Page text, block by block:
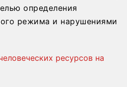
определения
режима и нарушениями
ресурсов на